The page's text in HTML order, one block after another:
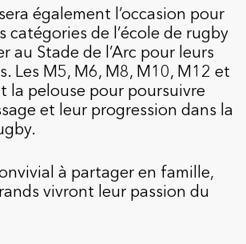
également l’occasion pour
catégories de l’école de rugby
au Stade de l’Arc pour leurs
Les M5, M6, M8, M10, M12 et
la pelouse pour poursuivre
et leur progression dans la
à partager en famille,
vivront leur passion du